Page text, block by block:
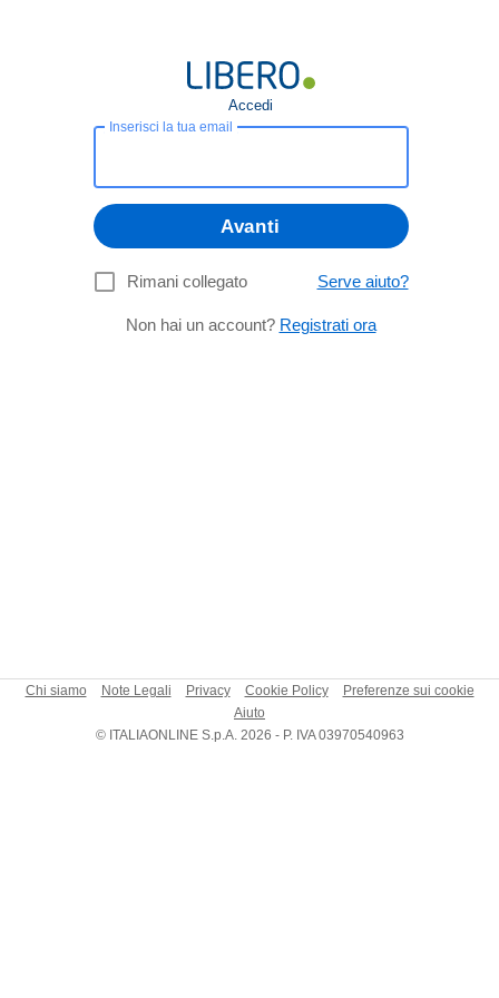
Accedi
Inserisci la tua email
Avanti
Rimani collegato Serve aiuto?
Non hai un account? Registrati ora
Chi siamo Note Legali Privacy Cookie Policy
Preferenze sui cookie
Aiuto
© ITALIAONLINE S.p.A. 2026 - P. IVA 03970540963